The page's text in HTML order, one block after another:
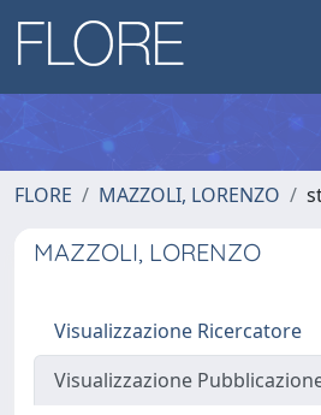
FLORE MAZZOLI, LORENZO
MAZZOLI, LORENZO
Visualizzazione Ricercatore
Visualizzazione